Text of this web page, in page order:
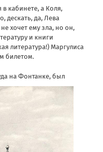
в кабинете, а Коля,
дескать, да, Лева
хочет ему зла, но он,
и книги
литература!) Маргулиса
билетом.
на Фонтанке, был